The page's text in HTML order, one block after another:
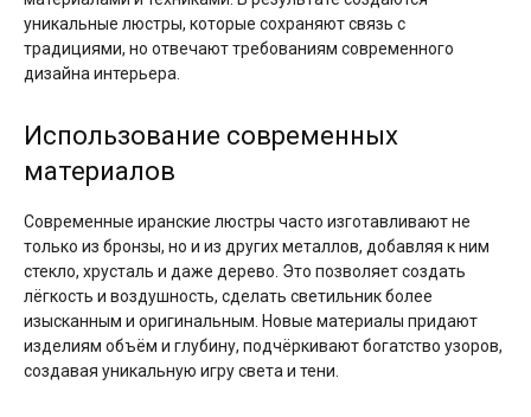
уникальные люстры, которые сохраняют связь с
традициями, но отвечают требованиям современного
дизайна интерьера.
Использование современных
материалов
Современные иранские люстры часто изготавливают не
только из бронзы, но и из других металлов, добавляя к ним
стекло, хрусталь и даже дерево. Это позволяет создать
лёгкость и воздушность, сделать светильник более
изысканным и оригинальным. Новые материалы придают
изделиям объём и глубину, подчёркивают богатство узоров,
создавая уникальную игру света и тени.